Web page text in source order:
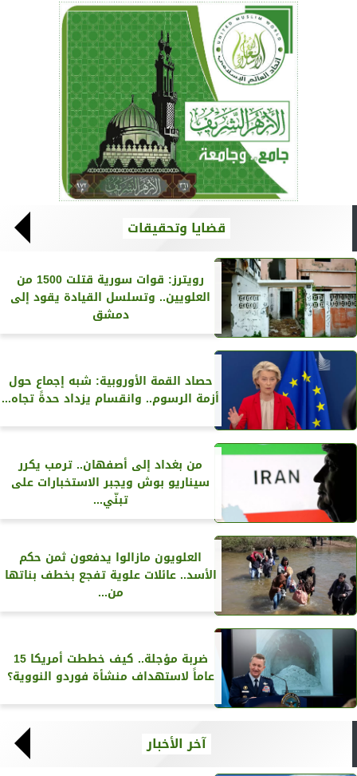
قضايا وتحقيقات
رويترز‏: قوات سورية قتلت 1500 من
العلويين.. وتسلسل القيادة يقود إلى
دمشق
حصاد القمة الأوروبية: شبه إجماع حول
أزمة الرسوم.. وانقسام يزداد حدةً تجاه...
من بغداد إلى أصفهان.. ترمب يكرر
سيناريو بوش ويجبر الاستخبارات على
تبنّي...
العلويون مازالوا يدفعون ثمن حكم
الأسد.. عائلات علوية تفجع بخطف بناتها
من...
ضربة مؤجلة.. كيف خططت أمريكا 15
عاماً لاستهداف منشأة فوردو النووية؟
آخر الأخبار